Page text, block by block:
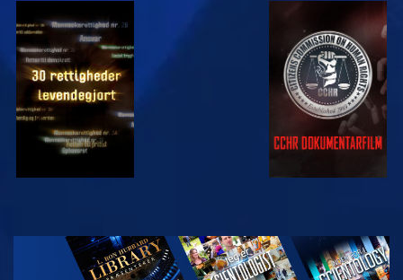
SE SE
SE
UDFORSK
SERIEN